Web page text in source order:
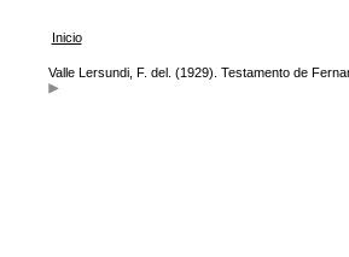
Inicio
Valle Lersundi, F. del. (1929). Testamento de